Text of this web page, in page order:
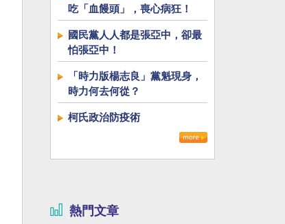
吃「血饅頭」，喪心病狂！
國民黨人人都是張亞中，卻最
怕張亞中！
「時力版楊志良」黨魁現身，
時力何去何從？
柯氏政治防疫術
熱門文章